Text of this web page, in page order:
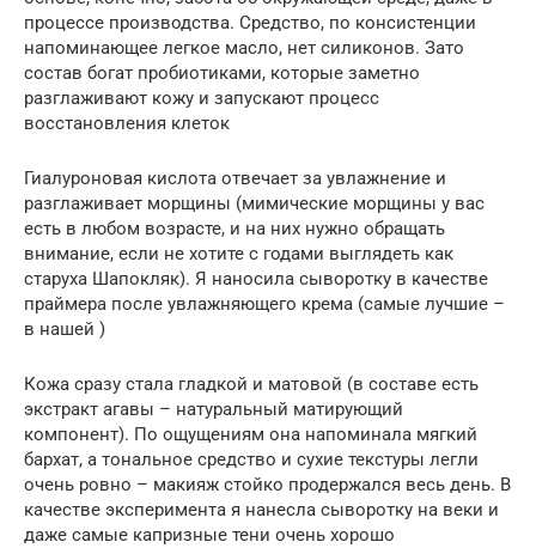
процессе производства. Средство, по консистенции
напоминающее легкое масло, нет силиконов. Зато
состав богат пробиотиками, которые заметно
разглаживают кожу и запускают процесс
восстановления клеток
Гиалуроновая кислота отвечает за увлажнение и
разглаживает морщины (мимические морщины у вас
есть в любом возрасте, и на них нужно обращать
внимание, если не хотите с годами выглядеть как
старуха Шапокляк). Я наносила сыворотку в качестве
праймера после увлажняющего крема (самые лучшие –
в нашей )
Кожа сразу стала гладкой и матовой (в составе есть
экстракт агавы – натуральный матирующий
компонент). По ощущениям она напоминала мягкий
бархат, а тональное средство и сухие текстуры легли
очень ровно – макияж стойко продержался весь день. В
качестве эксперимента я нанесла сыворотку на веки и
даже самые капризные тени очень хорошо